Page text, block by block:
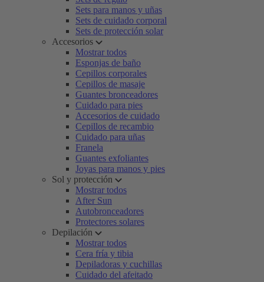
Sets para manos y uñas
Sets de cuidado corporal
Sets de protección solar
Accesorios
Mostrar todos
Esponjas de baño
Cepillos corporales
Cepillos de masaje
Guantes bronceadores
Cuidado para pies
Accesorios de cuidado
Cepillos de recambio
Cuidado para uñas
Franela
Guantes exfoliantes
Joyas para manos y pies
Sol y protección
Mostrar todos
After Sun
Autobronceadores
Protectores solares
Depilación
Mostrar todos
Cera fría y tibia
Depiladoras y cuchillas
Cuidado del afeitado